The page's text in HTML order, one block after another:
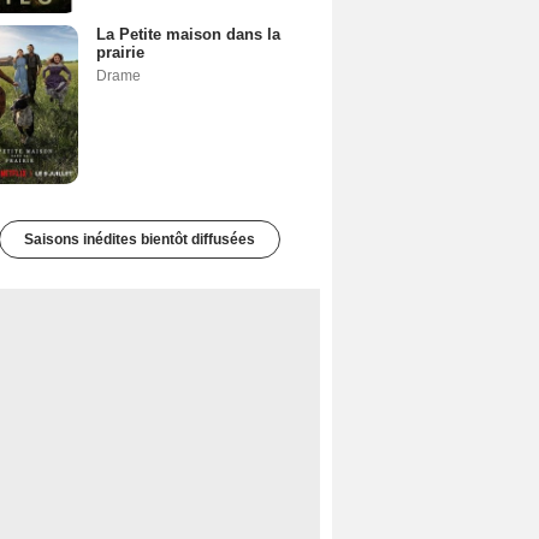
La Petite maison dans la
prairie
Drame
Saisons inédites bientôt diffusées